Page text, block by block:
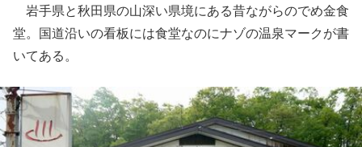
岩手県と秋田県の山深い県境にある昔ながらのでめ金食
堂。国道沿いの看板には食堂なのにナゾの温泉マークが書
いてある。